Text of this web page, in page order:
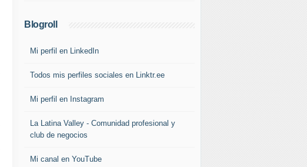
Blogroll
Mi perfil en LinkedIn
Todos mis perfiles sociales en Linktr.ee
Mi perfil en Instagram
La Latina Valley - Comunidad profesional y
club de negocios
Mi canal en YouTube